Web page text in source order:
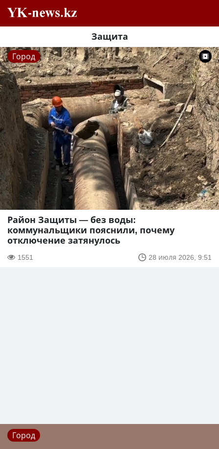
Защита
Город
Район Защиты — без воды:
коммунальщики пояснили, почему
отключение затянулось
1551 28 июля 2026, 9:51
Город